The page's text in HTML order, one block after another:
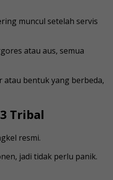
muncul setelah servis
atau aus, semua
atau bentuk yang berbeda,
Tribal
resmi.
jadi tidak perlu panik.